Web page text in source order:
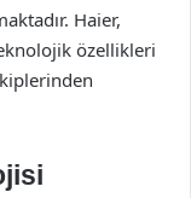
Haier,
özellikleri